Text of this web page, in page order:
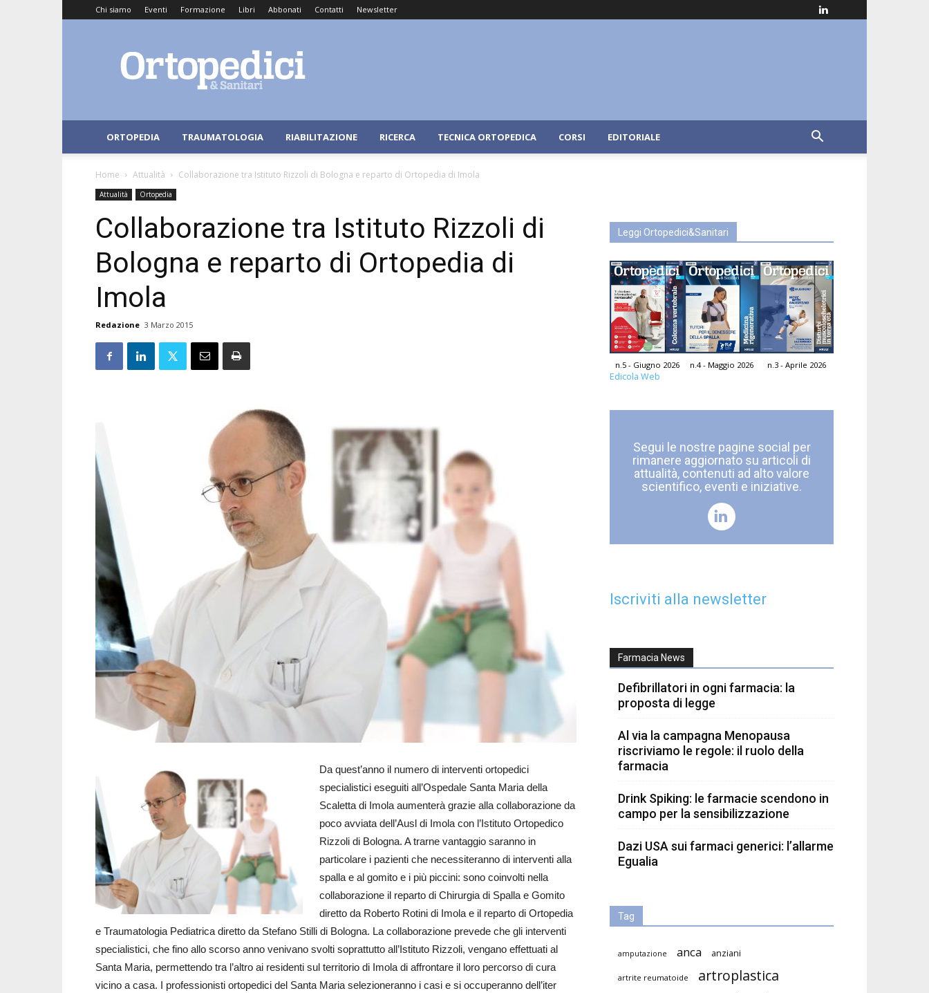
Chi siamo Eventi Formazione Libri Abbonati Contatti Newsletter
e
Sanitari
ORTOPEDIA TRAUMATOLOGIA RIABILITAZIONE RICERCA TECNICA ORTOPEDICA CORSI EDITORIALE
Home Attualità Collaborazione tra Istituto Rizzoli di Bologna e reparto di Ortopedia di Imola
Attualità Ortopedia
Collaborazione tra Istituto Rizzoli di
Bologna e reparto di Ortopedia di
Imola
Redazione 3 Marzo 2015
Da quest’anno il numero di interventi ortopedici
specialistici eseguiti all’Ospedale Santa Maria della
Scaletta di Imola aumenterà grazie alla collaborazione da
poco avviata dell’Ausl di Imola con l’Istituto Ortopedico
Rizzoli di Bologna. A trarne vantaggio saranno in
particolare i pazienti che necessiteranno di interventi alla
spalla e al gomito e i più piccini: sono coinvolti nella
collaborazione il reparto di Chirurgia di Spalla e Gomito
diretto da Roberto Rotini di Imola e il reparto di Ortopedia
e Traumatologia Pediatrica diretto da Stefano Stilli di Bologna. La collaborazione prevede che gli interventi
specialistici, che fino allo scorso anno venivano svolti soprattutto all’Istituto Rizzoli, vengano effettuati al
Santa Maria, permettendo tra l’altro ai residenti sul territorio di Imola di affrontare il loro percorso di cura
vicino a casa. I professionisti ortopedici del Santa Maria selezioneranno i casi e si occuperanno dell’iter
Leggi Ortopedici&Sanitari
n.5 - Giugno 2026 n.4 - Maggio 2026 n.3 - Aprile 2026
Edicola Web
Segui le nostre pagine social per
rimanere aggiornato su articoli di
attualità, contenuti ad alto valore
scientifico, eventi e iniziative.
Iscriviti alla newsletter
Farmacia News
Defibrillatori in ogni farmacia: la
proposta di legge
Al via la campagna Menopausa
riscriviamo le regole: il ruolo della
farmacia
Drink Spiking: le farmacie scendono in
campo per la sensibilizzazione
Dazi USA sui farmaci generici: l’allarme
Egualia
Tag
amputazione anca anziani
artrite reumatoide artroplastica